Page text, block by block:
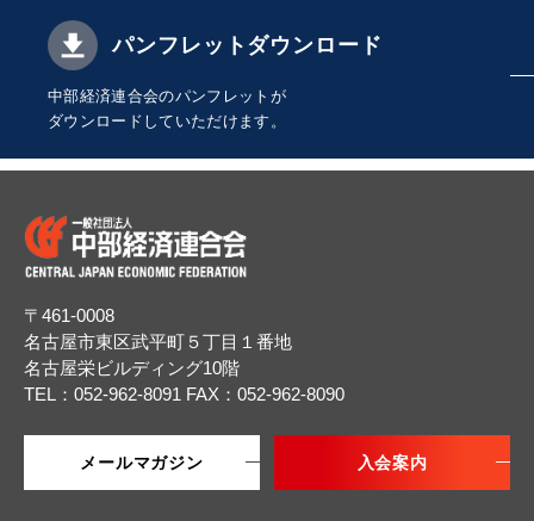
パンフレットダウンロード
中部経済連合会のパンフレットが
ダウンロードしていただけます。
〒461-0008
名古屋市東区武平町５丁目１番地
名古屋栄ビルディング10階
TEL：052-962-8091 FAX：052-962-8090
メールマガジン 入会案内